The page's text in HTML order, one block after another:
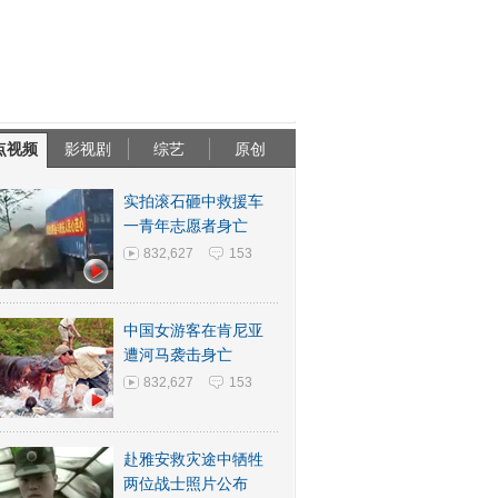
视频 影视剧 综艺 原创
实拍滚石砸中救援车
一青年志愿者身亡
832,627 153
中国女游客在肯尼亚
遭河马袭击身亡
832,627 153
赴雅安救灾途中牺牲
两位战士照片公布